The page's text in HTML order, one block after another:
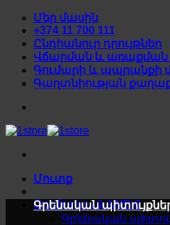
Skip
content
Մեր մասին
+374 11 700 111
Ընդհանուր դրույթներ
Վճարման և առաքման
Գումարի և ապրանքի
Գաղտնիության
Մուտք
Զամբյուղ /0AMD 0
Գրենական
Գրենական